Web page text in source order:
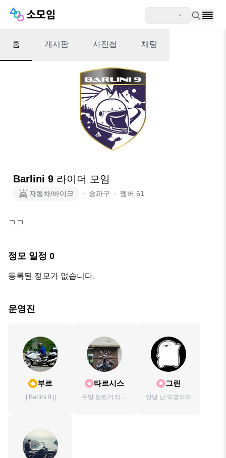
홈 게시판 사진첩 채팅
Barlini 9 라이더 모임
자동차/바이크 ∙ 송파구 ∙ 멤버 51
ㄱㄱ
정모 일정 0
등록된 정모가 없습니다.
운영진
부르
|| Barlini 9 ||
타르시스
두발 달린거 타고
그린
안녕 난 익명이야